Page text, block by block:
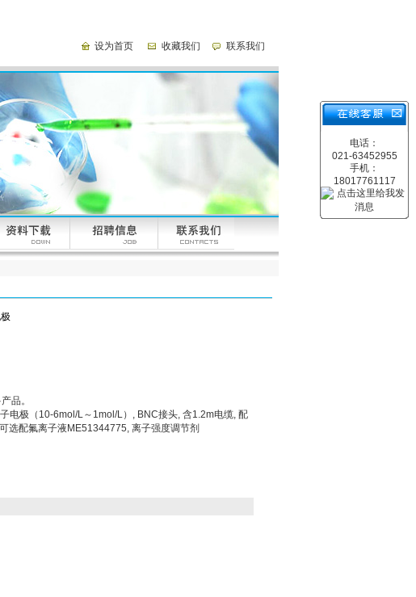
设为首页 收藏我们 联系我们
电话：
021-63452955
手机：
18017761117
品。
电极（10-6mol/L～1mol/L）, BNC接头, 含1.2m电缆, 配
选配氟离子液ME51344775, 离子强度调节剂